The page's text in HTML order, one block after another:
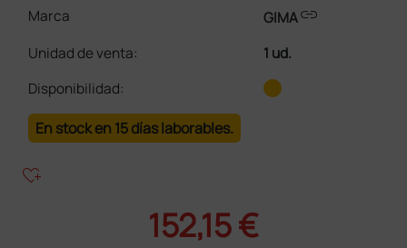
Marca
GIMAlink
Unidad de venta:
1 ud.
Disponibilidad:
En stock en 15 días laborables.
heart_plus
152,15 €